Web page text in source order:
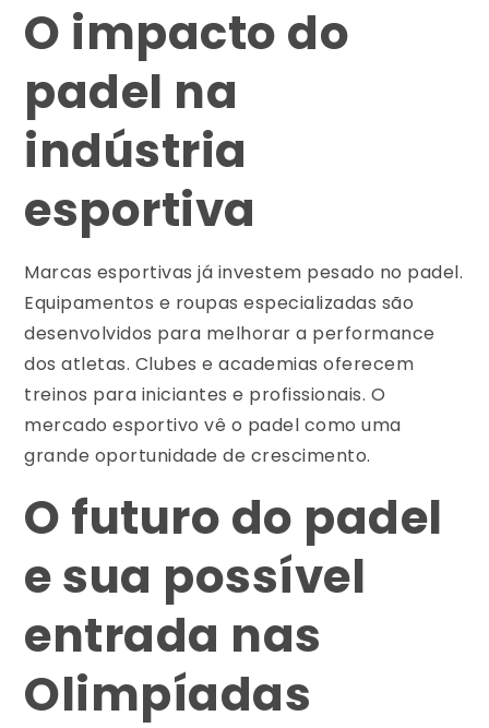
O impacto do
padel na
indústria
esportiva
Marcas esportivas já investem pesado no padel.
Equipamentos e roupas especializadas são
desenvolvidos para melhorar a performance
dos atletas. Clubes e academias oferecem
treinos para iniciantes e profissionais. O
mercado esportivo vê o padel como uma
grande oportunidade de crescimento.
O futuro do padel
e sua possível
entrada nas
Olimpíadas